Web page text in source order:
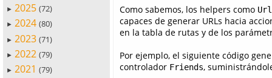
► 2025 (72)
► 2024 (80)
► 2023 (71)
► 2022 (79)
► 2021 (79)
Como sabemos, los helpers como
capaces de generar URLs hacia
en la tabla de rutas y de los
Por ejemplo, el siguiente código
controlador Friends,